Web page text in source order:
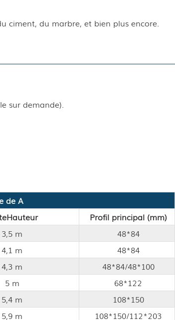
ciment, du marbre, et bien plus encore.
sur demande).
de A
Hauteur
Profil principal (mm)
3,5 m
48*84
4,1 m
48*84
4,3 m
48*84/48*100
5 m
68*122
5,4 m
108*150
5,9 m
108*150/112*203